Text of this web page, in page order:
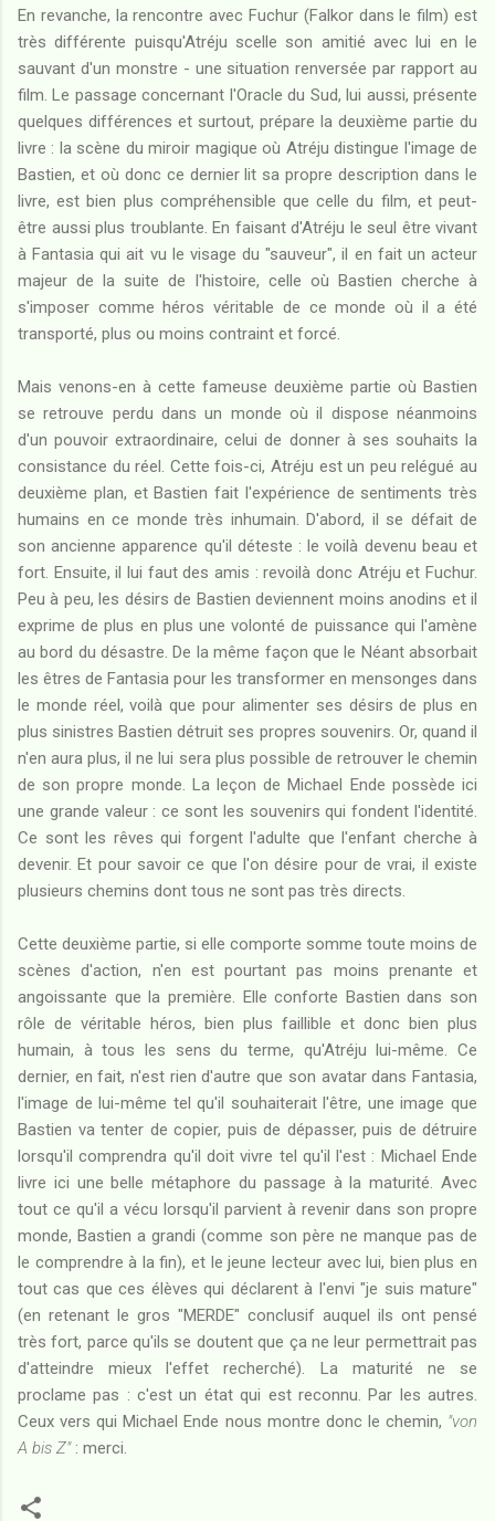
En revanche, la rencontre avec Fuchur (Falkor dans le film) est
très différente puisqu'Atréju scelle son amitié avec lui en le
sauvant d'un monstre - une situation renversée par rapport au
film. Le passage concernant l'Oracle du Sud, lui aussi, présente
quelques différences et surtout, prépare la deuxième partie du
livre : la scène du miroir magique où Atréju distingue l'image de
Bastien, et où donc ce dernier lit sa propre description dans le
livre, est bien plus compréhensible que celle du film, et peut-
être aussi plus troublante. En faisant d'Atréju le seul être vivant
à Fantasia qui ait vu le visage du "sauveur", il en fait un acteur
majeur de la suite de l'histoire, celle où Bastien cherche à
s'imposer comme héros véritable de ce monde où il a été
transporté, plus ou moins contraint et forcé.
Mais venons-en à cette fameuse deuxième partie où Bastien
se retrouve perdu dans un monde où il dispose néanmoins
d'un pouvoir extraordinaire, celui de donner à ses souhaits la
consistance du réel. Cette fois-ci, Atréju est un peu relégué au
deuxième plan, et Bastien fait l'expérience de sentiments très
humains en ce monde très inhumain. D'abord, il se défait de
son ancienne apparence qu'il déteste : le voilà devenu beau et
fort. Ensuite, il lui faut des amis : revoilà donc Atréju et Fuchur.
Peu à peu, les désirs de Bastien deviennent moins anodins et il
exprime de plus en plus une volonté de puissance qui l'amène
au bord du désastre. De la même façon que le Néant absorbait
les êtres de Fantasia pour les transformer en mensonges dans
le monde réel, voilà que pour alimenter ses désirs de plus en
plus sinistres Bastien détruit ses propres souvenirs. Or, quand il
n'en aura plus, il ne lui sera plus possible de retrouver le chemin
de son propre monde. La leçon de Michael Ende possède ici
une grande valeur : ce sont les souvenirs qui fondent l'identité.
Ce sont les rêves qui forgent l'adulte que l'enfant cherche à
devenir. Et pour savoir ce que l'on désire pour de vrai, il existe
plusieurs chemins dont tous ne sont pas très directs.
Cette deuxième partie, si elle comporte somme toute moins de
scènes d'action, n'en est pourtant pas moins prenante et
angoissante que la première. Elle conforte Bastien dans son
rôle de véritable héros, bien plus faillible et donc bien plus
humain, à tous les sens du terme, qu'Atréju lui-même. Ce
dernier, en fait, n'est rien d'autre que son avatar dans Fantasia,
l'image de lui-même tel qu'il souhaiterait l'être, une image que
Bastien va tenter de copier, puis de dépasser, puis de détruire
lorsqu'il comprendra qu'il doit vivre tel qu'il l'est : Michael Ende
livre ici une belle métaphore du passage à la maturité. Avec
tout ce qu'il a vécu lorsqu'il parvient à revenir dans son propre
monde, Bastien a grandi (comme son père ne manque pas de
le comprendre à la fin), et le jeune lecteur avec lui, bien plus en
tout cas que ces élèves qui déclarent à l'envi "je suis mature"
(en retenant le gros "MERDE" conclusif auquel ils ont pensé
très fort, parce qu'ils se doutent que ça ne leur permettrait pas
d'atteindre mieux l'effet recherché). La maturité ne se
proclame pas : c'est un état qui est reconnu. Par les autres.
Ceux vers qui Michael Ende nous montre donc le chemin, "von
A bis Z": merci.